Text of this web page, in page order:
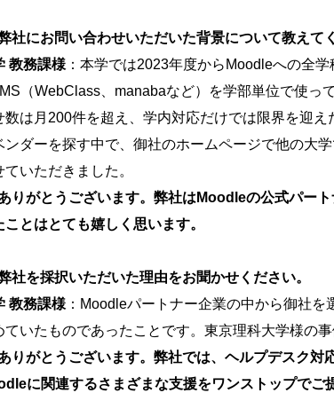
にお問い合わせいただいた背景について教えてく
教務課様 ：本学では2023年度からMoodleへの全
（WebClass、manabaなど）を学部単位で使っ
数は月200件を超え、学内対応だけでは限界を迎
ンダーを探す中で、御社のホームページで他の大
いただきました。
がとうございます。弊社はMoodleの公式パー
ことはとても嬉しく思います。
を採択いただいた理由をお聞かせください。
教務課様 ：Moodleパートナー企業の中から御社
ていたものであったことです。東京理科大学様の
がとうございます。弊社では、ヘルプデスク対
に関連するさまざまな支援をワンストップでご